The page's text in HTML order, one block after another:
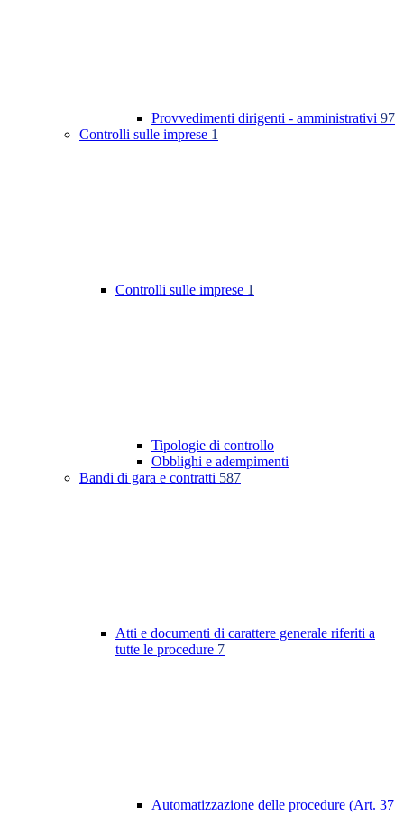
Provvedimenti dirigenti - amministrativi 97
Controlli sulle imprese 1
Controlli sulle imprese 1
Tipologie di controllo
Obblighi e adempimenti
Bandi di gara e contratti 587
Atti e documenti di carattere generale riferiti a
tutte le procedure 7
Automatizzazione delle procedure (Art. 37